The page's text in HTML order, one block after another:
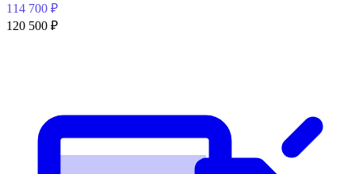
114 700 ₽
120 500 ₽